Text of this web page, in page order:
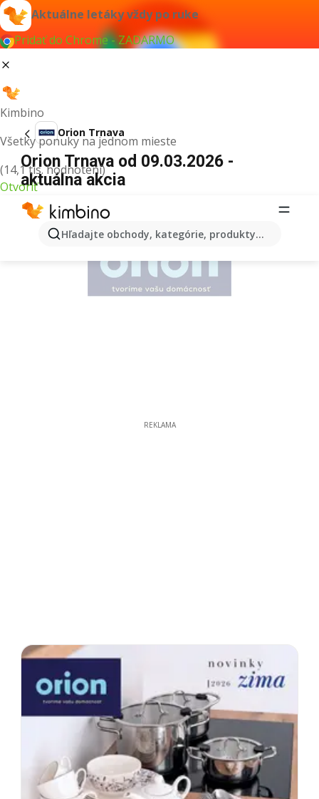
Aktuálne letáky vždy po ruke
Pridať do Chrome - ZADARMO
Kimbino
Všetky ponuky na jednom mieste
(14,1 tis. hodnotení)
Otvoriť
Hľadajte obchody, kategórie, produkty...
Orion Trnava
Orion Trnava od 09.03.2026 -
aktuálna akcia
REKLAMA